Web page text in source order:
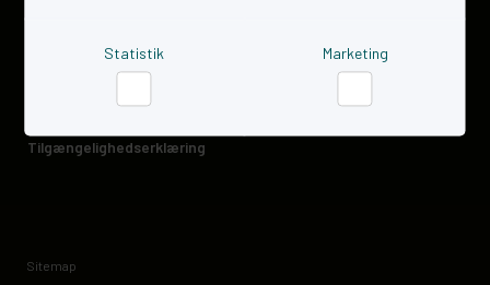
Statistik Marketing
GDPR og tilgængelighedserklæring
Tilgængelighedserklæring
Sitemap